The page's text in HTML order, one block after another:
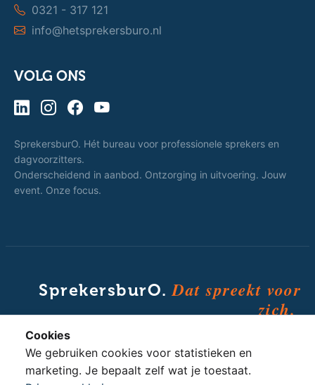
0321 - 317 121
info@hetsprekersburo.nl
VOLG ONS
SprekersburO. Hét bureau voor professionele sprekers en
dagvoorzitters.
Onderscheidend in aanbod. Ontzorging in uitvoering. Jouw
event. Onze focus.
SprekersburO.Dat spreekt voor
zich.
© 2010 - 2026 SprekersburO · Powered byTriple Blue Group
Cookies
We gebruiken cookies voor statistieken en
marketing. Je bepaalt zelf wat je toestaat.